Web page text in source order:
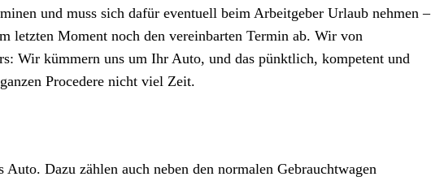
und muss sich dafür eventuell beim Arbeitgeber Urlaub nehmen –
letzten Moment noch den vereinbarten Termin ab. Wir von
Wir kümmern uns um Ihr Auto, und das pünktlich, kompetent und
Procedere nicht viel Zeit.
Dazu zählen auch neben den normalen Gebrauchtwagen